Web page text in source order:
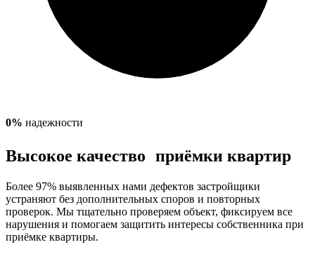
0% надежности
Высокое качество приёмки квартир
Более 97% выявленных нами дефектов застройщики
устраняют без дополнительных споров и повторных
проверок. Мы тщательно проверяем объект, фиксируем все
нарушения и помогаем защитить интересы собственника при
приёмке квартиры.